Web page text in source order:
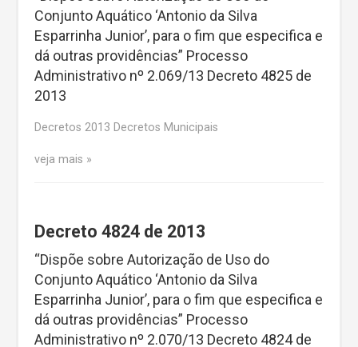
Conjunto Aquático ‘Antonio da Silva
Esparrinha Junior’, para o fim que especifica e
dá outras providências” Processo
Administrativo nº 2.069/13 Decreto 4825 de
2013
Decretos 2013 Decretos Municipais
veja mais
Decreto 4824 de 2013
“Dispõe sobre Autorização de Uso do
Conjunto Aquático ‘Antonio da Silva
Esparrinha Junior’, para o fim que especifica e
dá outras providências” Processo
Administrativo nº 2.070/13 Decreto 4824 de